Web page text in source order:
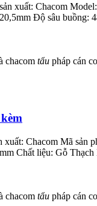
xuất: Chacom
Độ sâu buồng:
chacom tẩu pháp cán
Chacom Mã
Chất liệu: Gỗ
chacom tẩu pháp cán